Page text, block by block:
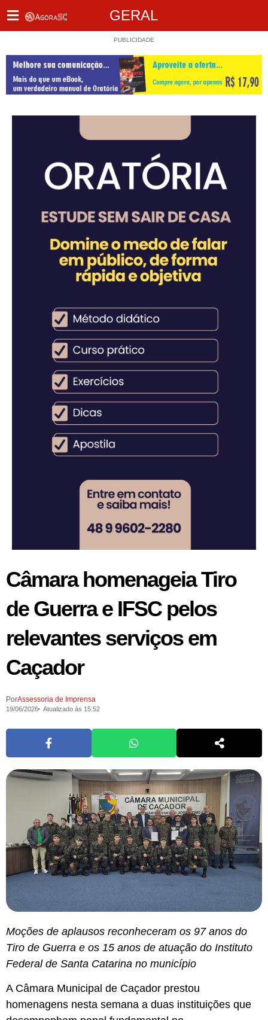
GERAL
PUBLICIDADE
Câmara homenageia Tiro
de Guerra e IFSC pelos
relevantes serviços em
Caçador
PorAssessoria de Imprensa
19/06/2026 Atualizado às 15:52
Moções de aplausos reconheceram os 97 anos do
Tiro de Guerra e os 15 anos de atuação do Instituto
Federal de Santa Catarina no município
A Câmara Municipal de Caçador prestou
homenagens nesta semana a duas instituições que